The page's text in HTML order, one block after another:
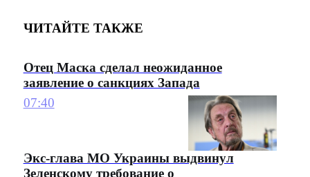
ЧИТАЙТЕ ТАКЖЕ
Отец Маска сделал неожиданное
заявление о санкциях Запада
07:40
Экс-глава МО Украины выдвинул
Зеленскому требование о